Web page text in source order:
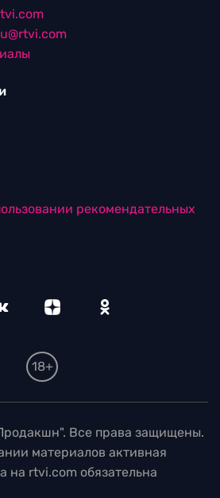
рекомендательных
18+
Все права защищены.
материалов активная
на rtvi.com обязательна